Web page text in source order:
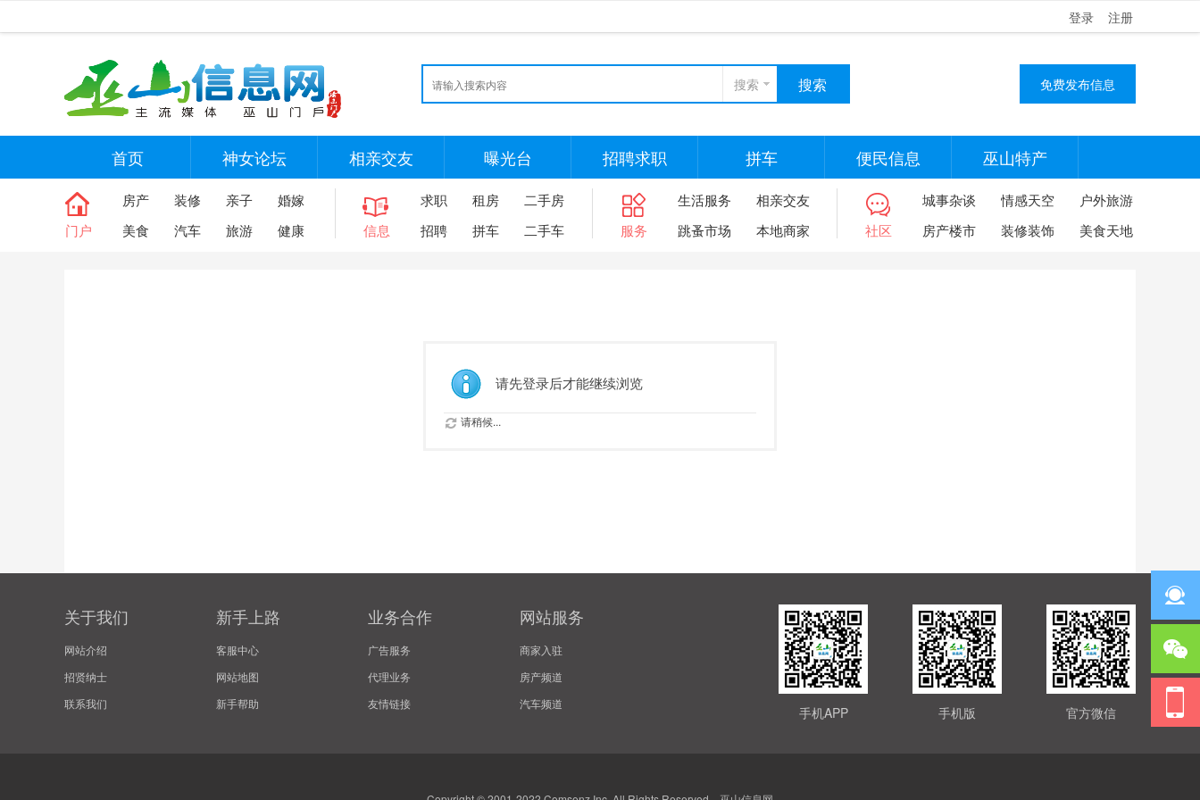
登录 注册
搜索 搜索 免费发布信息
首页 神女论坛 相亲交友 曝光台 招聘求职 拼车 便民信息 巫山特产
门户
房产 装修 亲子
婚嫁
美食
汽车 旅游 健康 信息
求职 租房
二手房
招聘
拼车 二手车 服务
生活服务
相亲交友
跳蚤市场
本地商家 社区
城事杂谈 情感天空
户外旅游
房产楼市
装修装饰 美食天地
请先登录后才能继续浏览
请稍候...
关于我们
网站介绍
招贤纳士
联系我们
新手上路
客服中心
网站地图
新手帮助
业务合作
广告服务
代理业务
友情链接
网站服务
商家入驻
房产频道
汽车频道
官方微信
手机版
手机APP